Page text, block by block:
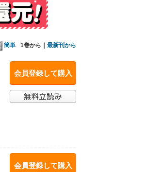
簡単 1巻から｜ 最新刊から
会員登録して購入
会員登録して購入